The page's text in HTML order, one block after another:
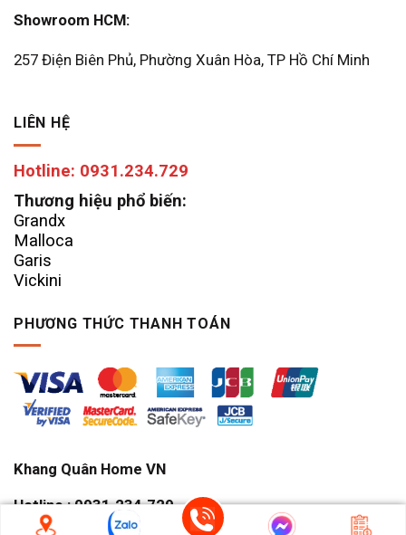
Showroom HCM:
257 Điện Biên Phủ, Phường Xuân Hòa, TP Hồ Chí Minh
LIÊN HỆ
Hotline: 0931.234.729
Thương hiệu phổ biến:
Grandx
Malloca
Garis
Vickini
PHƯƠNG THỨC THANH TOÁN
Khang Quân Home VN
Hotline : 0931.234.729